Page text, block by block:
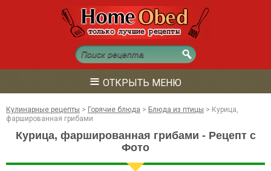
≡ ОТКРЫТЬ МЕНЮ
Кулинарные рецепты > Горячие блюда > Блюда из птицы > Курица,
фаршированная грибами
Курица, фаршированная грибами - Рецепт с
Фото